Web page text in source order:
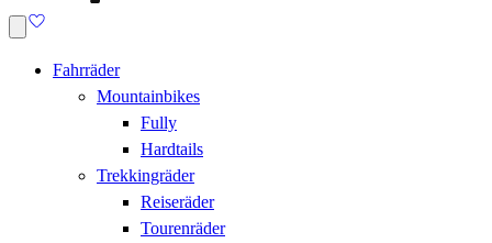
Fahrräder
Mountainbikes
Fully
Hardtails
Trekkingräder
Reiseräder
Tourenräder